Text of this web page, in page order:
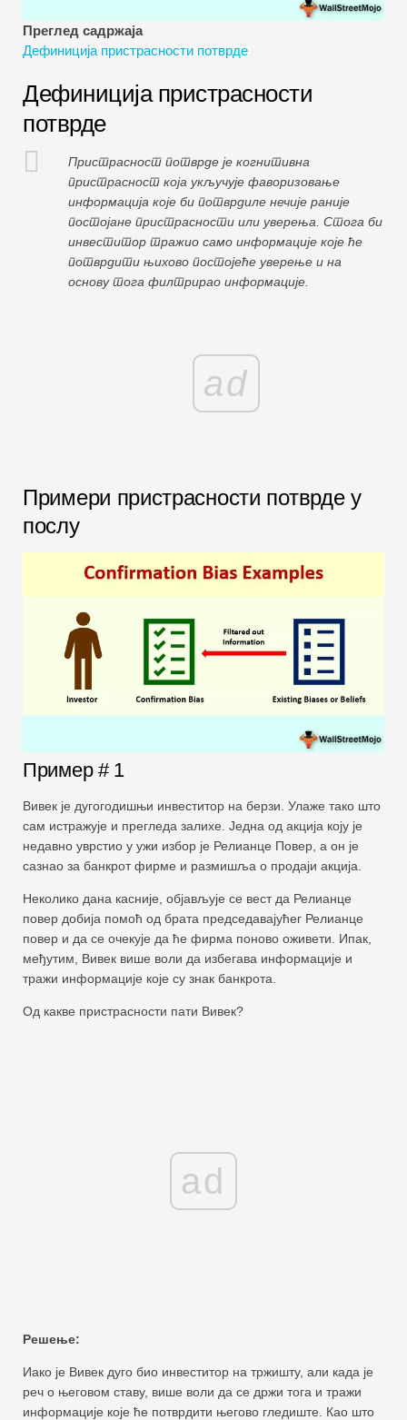
Пуни облик
Водичи за управљање ризиком
Преглед садржаја
Дефиниција пристрасности потврде
Дефиниција пристрасности
потврде
Пристрасност потврде је когнитивна
пристрасност која укључује фаворизовање
информација које би потврдиле нечије раније
постојане пристрасности или уверења. Стога би
инвеститор тражио само информације које ће
потврдити њихово постојеће уверење и на
основу тога филтрирао информације.
ad
Примери пристрасности потврде у
послу
Пример # 1
Вивек је дугогодишњи инвеститор на берзи. Улаже тако што
сам истражује и прегледа залихе. Једна од акција коју је
недавно уврстио у ужи избор је Релианце Повер, а он је
сазнао за банкрот фирме и размишља о продаји акција.
Неколико дана касније, објављује се вест да Релианце
повер добија помоћ од брата председавајућег Релианце
повер и да се очекује да ће фирма поново оживети. Ипак,
међутим, Вивек више воли да избегава информације и
тражи информације које су знак банкрота.
Од какве пристрасности пати Вивек?
ad
Решење:
Иако је Вивек дуго био инвеститор на тржишту, али када је
реч о његовом ставу, више воли да се држи тога и тражи
информације које ће потврдити његово гледиште. Као што